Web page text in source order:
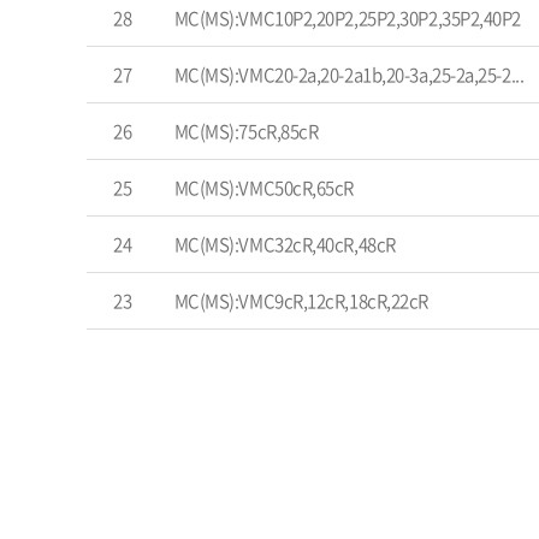
28 MC(MS):VMC10P2,20P2,25P2,30P2,35P2,40P2
27 MC(MS):VMC20-2a,20-2a1b,20-3a,25-2a,25-2...
26 MC(MS):75cR,85cR
25 MC(MS):VMC50cR,65cR
24 MC(MS):VMC32cR,40cR,48cR
23 MC(MS):VMC9cR,12cR,18cR,22cR